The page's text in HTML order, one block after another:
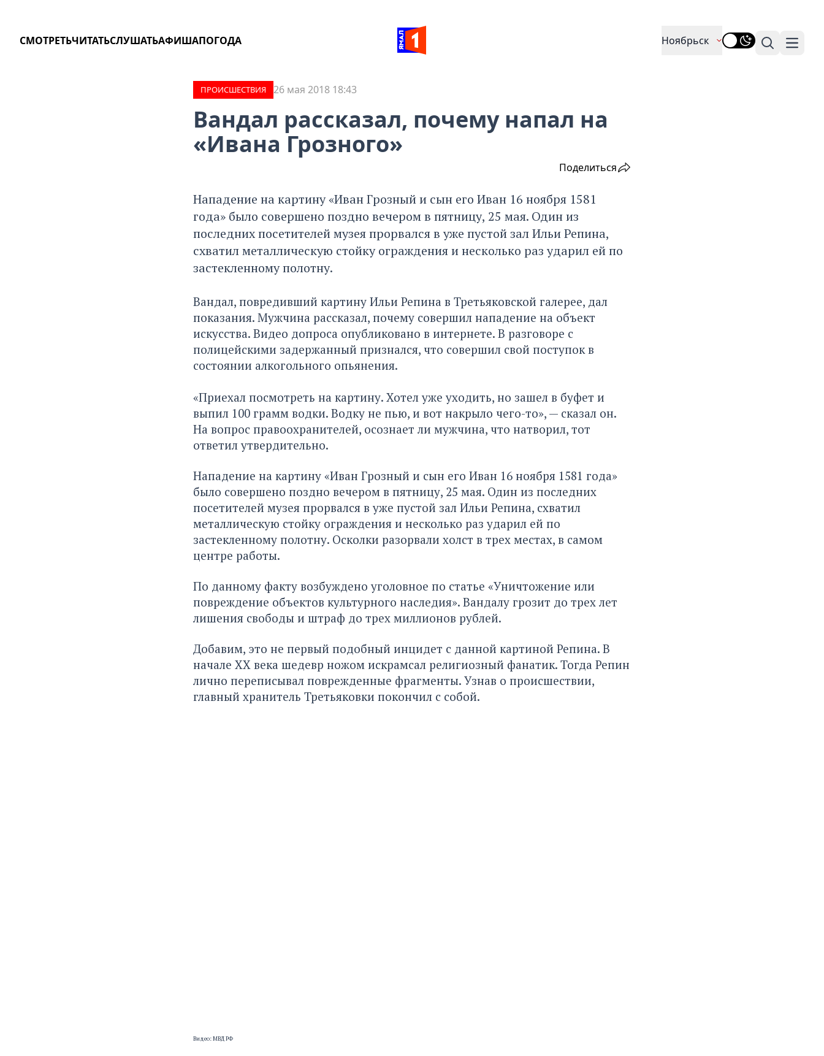
СМОТРЕТЬЧИТАТЬСЛУШАТЬАФИШАПОГОДА Ноябрьск
Поиск
ПРОИCШЕСТВИЯ 26 мая 2018 18:43
Вандал рассказал, почему напал на
«Ивана Грозного»
Поделиться
Нападение на картину «Иван Грозный и сын его Иван 16 ноября 1581
года» было совершено поздно вечером в пятницу, 25 мая. Один из
последних посетителей музея прорвался в уже пустой зал Ильи Репина,
схватил металлическую стойку ограждения и несколько раз ударил ей по
застекленному полотну.
Вандал, повредивший картину Ильи Репина в Третьяковской галерее, дал
показания. Мужчина рассказал, почему совершил нападение на объект
искусства. Видео допроса опубликовано в интернете. В разговоре с
полицейскими задержанный признался, что совершил свой поступок в
состоянии алкогольного опьянения.
«Приехал посмотреть на картину. Хотел уже уходить, но зашел в буфет и
выпил 100 грамм водки. Водку не пью, и вот накрыло чего-то», — сказал он.
На вопрос правоохранителей, осознает ли мужчина, что натворил, тот
ответил утвердительно.
Нападение на картину «Иван Грозный и сын его Иван 16 ноября 1581 года»
было совершено поздно вечером в пятницу, 25 мая. Один из последних
посетителей музея прорвался в уже пустой зал Ильи Репина, схватил
металлическую стойку ограждения и несколько раз ударил ей по
застекленному полотну. Осколки разорвали холст в трех местах, в самом
центре работы.
По данному факту возбуждено уголовное по статье «Уничтожение или
повреждение объектов культурного наследия». Вандалу грозит до трех лет
лишения свободы и штраф до трех миллионов рублей.
Добавим, это не первый подобный инцидет с данной картиной Репина. В
начале ХХ века шедевр ножом искрамсал религиозный фанатик. Тогда Репин
лично переписывал поврежденные фрагменты. Узнав о происшествии,
главный хранитель Третьяковки покончил с собой.
Видео: МВД РФ